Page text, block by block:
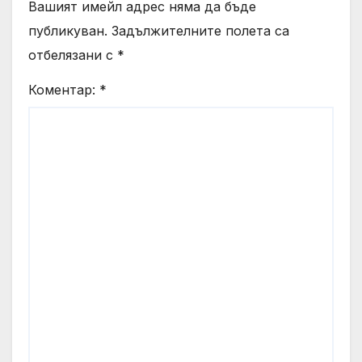
Вашият имейл адрес няма да бъде
публикуван. Задължителните полета са
отбелязани с *
Коментар: *